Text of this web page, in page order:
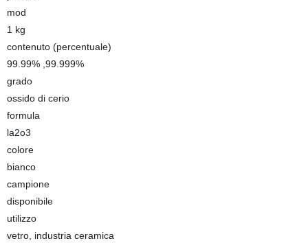
mod
1 kg
contenuto (percentuale)
99.99% ,99.999%
grado
ossido di cerio
formula
la2o3
colore
bianco
campione
disponibile
utilizzo
vetro, industria ceramica